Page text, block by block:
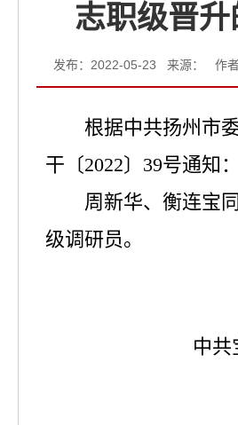
志职级晋升
发布：2022-05-23 来源： 作
根据中共扬州市
干 〔2022〕 39号通知：
周新华、衡连宝
级调研员。
中共